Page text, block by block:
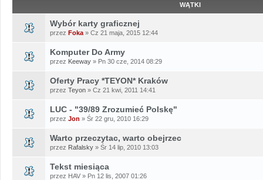
WĄTKI
Wybór karty graficznej
przez Foka » Cz 21 maja, 2015 12:44
Komputer Do Army
przez Keeway » Pn 30 cze, 2014 08:29
Oferty Pracy *TEYON* Kraków
przez Teyon » Cz 21 kwi, 2011 14:41
LUC - "39/89 Zrozumieć Polskę"
przez Jon » Śr 22 gru, 2010 16:29
Warto przeczytac, warto obejrzec
przez Rafalsky » Śr 14 lip, 2010 13:03
Tekst miesiąca
przez HAV » Pn 12 lis, 2007 01:26